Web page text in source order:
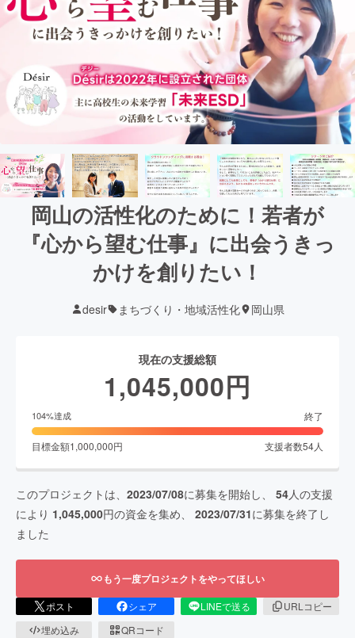
岡山の活性化のために！若者が
『心から望む仕事』に出会うきっ
かけを創りたい！
desir まちづくり・地域活性化 岡山県
現在の支援総額
1,045,000円
104%達成 終了
目標金額1,000,000円 支援者数54人
このプロジェクトは、 2023/07/08に募集を開始し、 54人の支援
により 1,045,000円の資金を集め、 2023/07/31に募集を終了し
ました
もう一度プロジェクトをやってほしい
ポスト シェア LINEで送る
URLコピー
埋め込み
QRコード